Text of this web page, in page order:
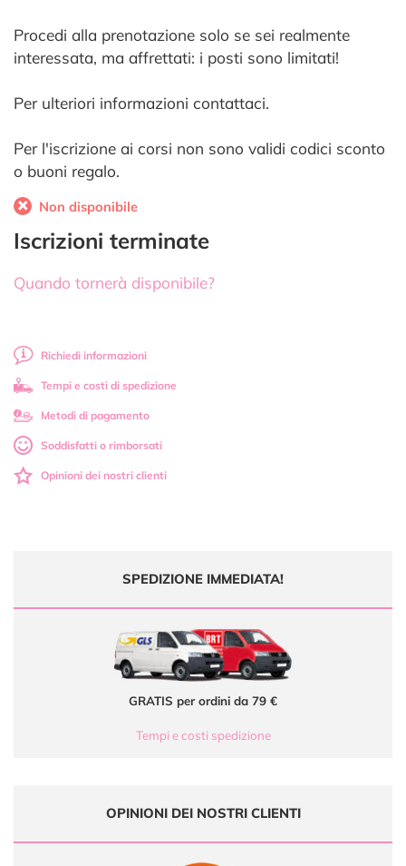
Procedi alla prenotazione solo se sei realmente
interessata, ma affrettati: i posti sono limitati!
Per ulteriori informazioni contattaci.
Per l'iscrizione ai corsi non sono validi codici sconto
o buoni regalo.
Non disponibile
Iscrizioni terminate
Quando tornerà disponibile?
Richiedi informazioni
Tempi e costi di spedizione
Metodi di pagamento
Soddisfatti o rimborsati
Opinioni dei nostri clienti
SPEDIZIONE IMMEDIATA!
GRATIS per ordini da 79 €
Tempi e costi spedizione
OPINIONI DEI NOSTRI CLIENTI